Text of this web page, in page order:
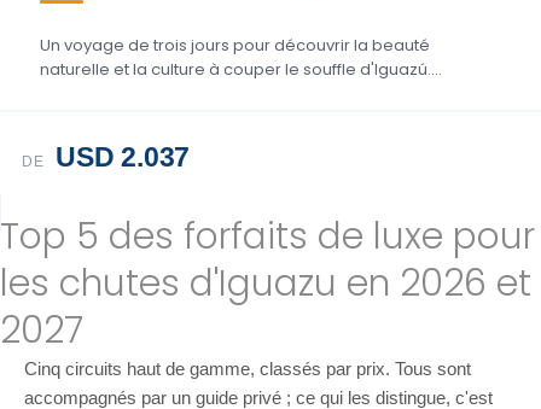
Un voyage de trois jours pour découvrir la beauté
naturelle et la culture à couper le souffle d'Iguazú....
DE USD 2.037
Top 5 des forfaits de luxe pour
les chutes d'Iguazu en 2026 et
2027
Cinq circuits haut de gamme, classés par prix. Tous sont
accompagnés par un guide privé ; ce qui les distingue, c'est